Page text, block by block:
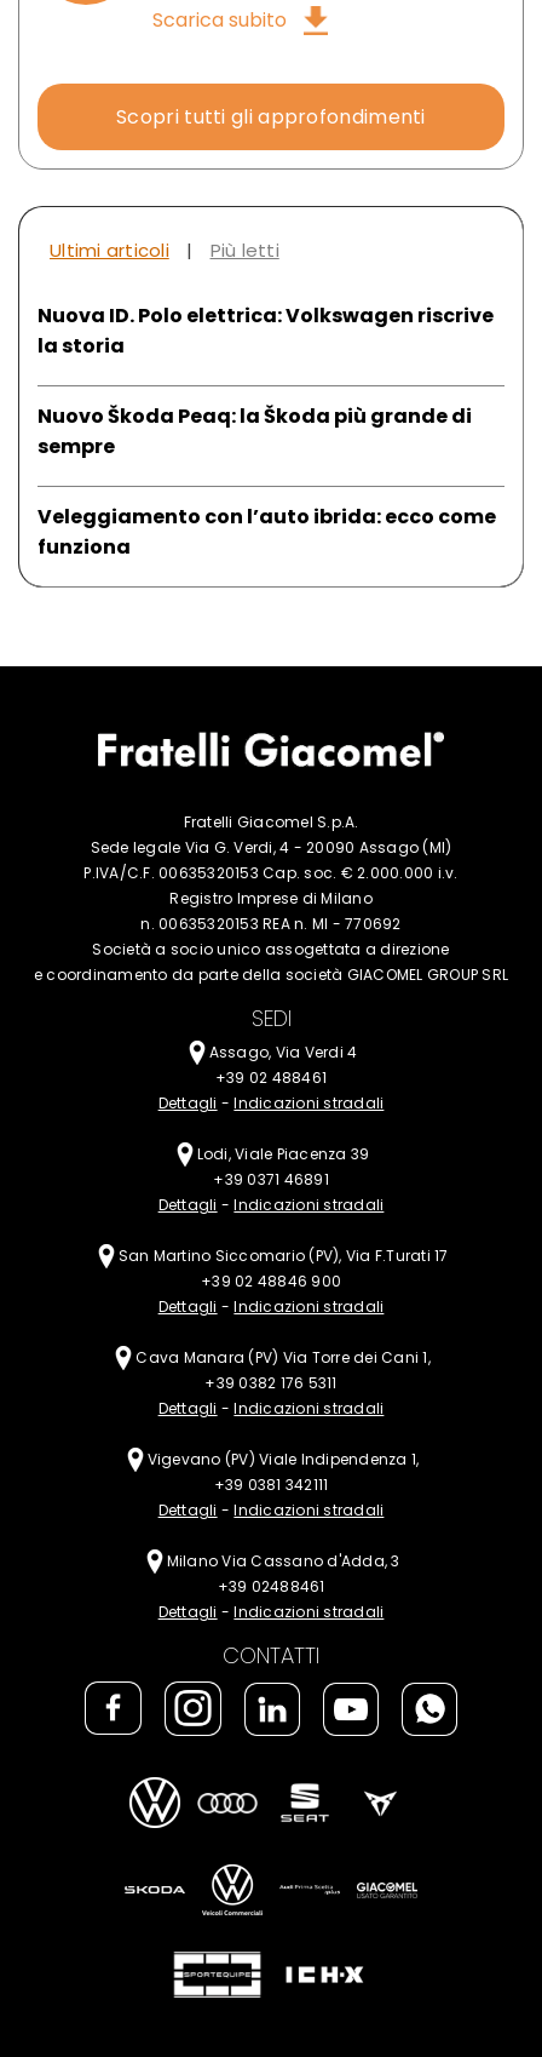
Scarica subito
Scopri tutti gli approfondimenti
Ultimi articoli | Più letti
Nuova ID. Polo elettrica: Volkswagen riscrive
la storia
Nuovo Škoda Peaq: la Škoda più grande di
sempre
Veleggiamento con l’auto ibrida: ecco come
funziona
Fratelli Giacomel S.p.A.
Sede legale Via G. Verdi, 4 - 20090 Assago (MI)
P.IVA/C.F. 00635320153 Cap. soc. € 2.000.000 i.v.
Registro Imprese di Milano
n. 00635320153 REA n. MI - 770692
Società a socio unico assogettata adirezione
e coordinamento da parte della società GIACOMEL GROUP SRL
SEDI
Assago, Via Verdi 4
+39 02 488461
Dettagli -Indicazioni stradali
Lodi, Viale Piacenza 39
+39 0371 46891
Dettagli -Indicazioni stradali
San Martino Siccomario (PV), Via F.Turati 17
+39 02 48846 900
Dettagli -Indicazioni stradali
Cava Manara (PV) Via Torre dei Cani 1,
+39 0382 176 5311
Dettagli -Indicazioni stradali
Vigevano (PV) Viale Indipendenza 1,
+39 0381 342111
Dettagli -Indicazioni stradali
MilanoVia Cassano d'Adda, 3
+39 02488461
Dettagli -Indicazioni stradali
CONTATTI